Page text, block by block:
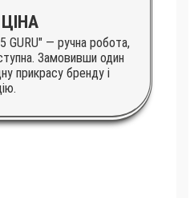
GURU" — ручна робота,
Замовивши один
прикрасу бренду і